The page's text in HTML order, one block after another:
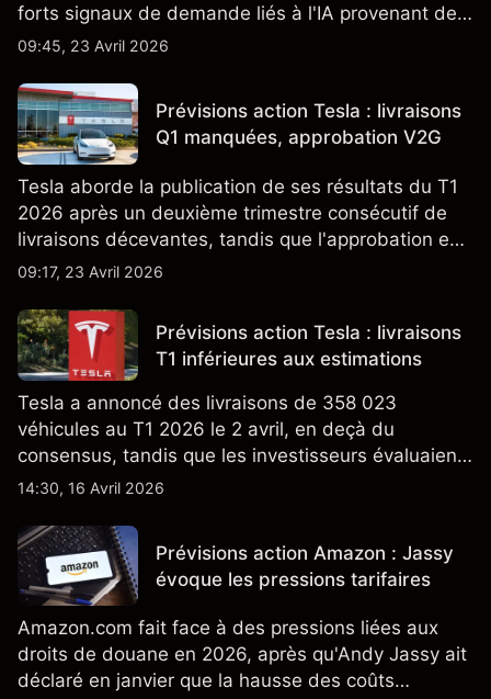
forts signaux de demande liés à l'IA provenant de
partenaires clés de la chaîne d'approvisionnement,
passées ne préjugent pas des résultats futurs.
09:45, 23 Avril 2026
Prévisions action Tesla : livraisons
Q1 manquées, approbation V2G
Tesla aborde la publication de ses résultats du T1
2026 après un deuxième trimestre consécutif de
livraisons décevantes, tandis que l'approbation en
Californie d'un programme V2G pour le Cybertruck
énergétique.
09:17, 23 Avril 2026
Prévisions action Tesla : livraisons
T1 inférieures aux estimations
Tesla a annoncé des livraisons de 358 023
véhicules au T1 2026 le 2 avril, en deçà du
consensus, tandis que les investisseurs évaluaient
également la croissance des stocks et les projets
nouveau SUV. Découvrez les objectifs de cours
TSLA d'analystes tiers.
14:30, 16 Avril 2026
Prévisions action Amazon : Jassy
évoque les pressions tarifaires
Amazon.com fait face à des pressions liées aux
droits de douane en 2026, après qu'Andy Jassy ait
déclaré en janvier que la hausse des coûts